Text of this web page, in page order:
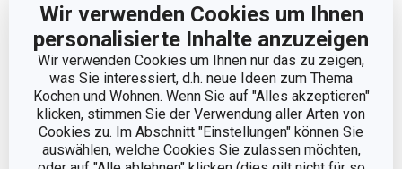
Wir verwenden Cookies um Ihnen
personalisierte Inhalte anzuzeigen
Wir verwenden Cookies um Ihnen nur das zu zeigen,
was Sie interessiert, d.h. neue Ideen zum Thema
Kochen und Wohnen. Wenn Sie auf "Alles akzeptieren"
klicken, stimmen Sie der Verwendung aller Arten von
Cookies zu. Im Abschnitt "Einstellungen" können Sie
auswählen, welche Cookies Sie zulassen möchten,
MIKROWELLENGEEIGNET Ja
PRODUKTART Speiseteller
PRODUKTLINIE TAVERNE